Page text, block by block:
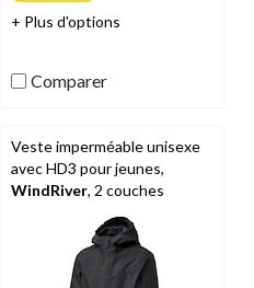
sur
5.
+ Plus d'options
Comparer
Veste imperméable unisexe
avec HD3 pour jeunes,
WindRiver, 2 couches